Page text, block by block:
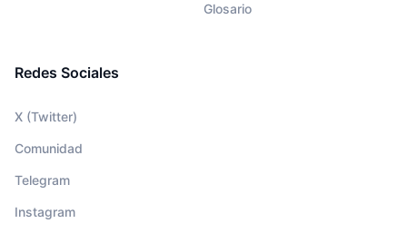
Glosario
Redes Sociales
X (Twitter)
Comunidad
Telegram
Instagram